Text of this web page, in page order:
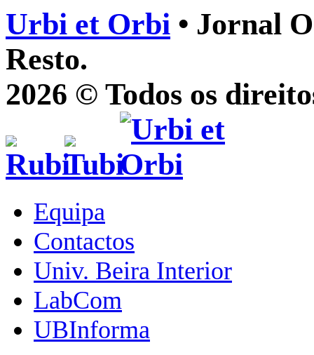
Urbi et Orbi • Jornal
Resto.
2026 © Todos os
Equipa
Contactos
Univ. Beira Interior
LabCom
UBInforma